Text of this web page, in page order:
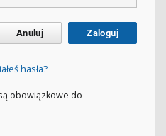
Anuluj Zaloguj
hasła?
obowiązkowe do